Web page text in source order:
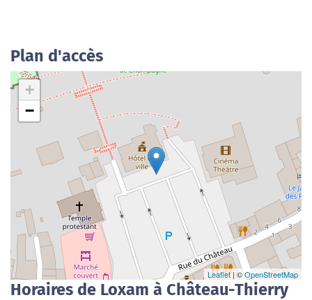
Plan d'accès
+
−
Leaflet| ©OpenStreetMap
Horaires de Loxam à Château-Thierry